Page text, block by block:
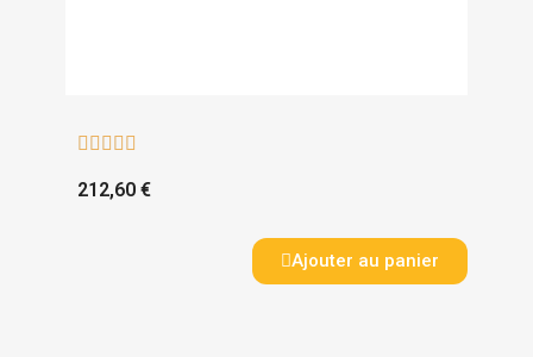
    
212,60 €
Ajouter au panier